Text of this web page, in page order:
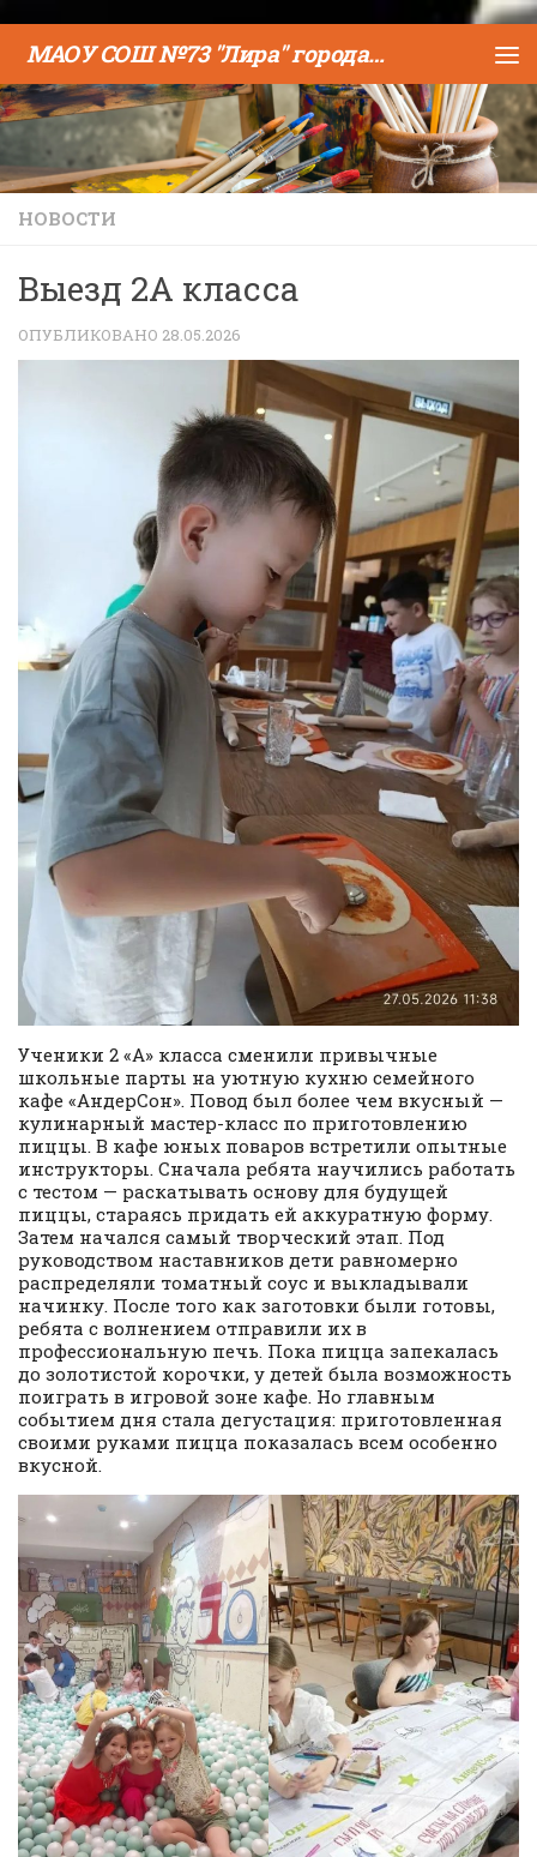
МАОУ СОШ №73 "Лира" города Тюмени
НОВОСТИ
Выезд 2А класса
ОПУБЛИКОВАНО 28.05.2026
Ученики 2 «А» класса сменили привычные
школьные парты на уютную кухню семейного
кафе «АндерСон». Повод был более чем вкусный —
кулинарный мастер-класс по приготовлению
пиццы. В кафе юных поваров встретили опытные
инструкторы. Сначала ребята научились работать
с тестом — раскатывать основу для будущей
пиццы, стараясь придать ей аккуратную форму.
Затем начался самый творческий этап. Под
руководством наставников дети равномерно
распределяли томатный соус и выкладывали
начинку. После того как заготовки были готовы,
ребята с волнением отправили их в
профессиональную печь. Пока пицца запекалась
до золотистой корочки, у детей была возможность
поиграть в игровой зоне кафе. Но главным
событием дня стала дегустация: приготовленная
своими руками пицца показалась всем особенно
вкусной.